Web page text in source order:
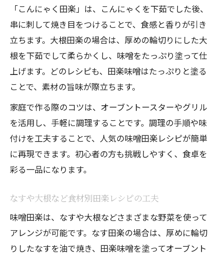
「こんにゃく田楽」は、こんにゃくを下茹でした後、
串に刺して焼き目をつけることで、食感と香りが引き
立ちます。大根田楽の場合は、厚めの輪切りにした大
根を下茹でして柔らかくし、味噌をたっぷり塗って仕
上げます。どのレシピも、田楽味噌はたっぷりと塗る
ことで、素材の旨味が際立ちます。
家庭で作る際のコツは、オーブントースターやグリル
を活用し、手軽に調理することです。調理の手順や味
付けを工夫することで、人気の味噌田楽レシピが簡単
に再現できます。初心者の方も挑戦しやすく、食卓を
彩る一品になります。
なすや大根など食材別田楽レシピの工夫
味噌田楽は、なすや大根などさまざまな野菜を使って
アレンジが可能です。なす田楽の場合は、厚めに輪切
りしたなすを油で焼き、田楽味噌を塗ってオーブント